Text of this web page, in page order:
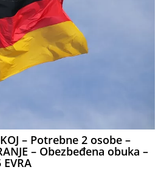
– Potrebne 2 osobe –
– Obezbeđena obuka –